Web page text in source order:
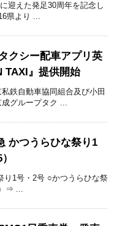
迎えた発足30周年を記念し
県より ...
クシー配車アプリ英
TAXI』提供開始
鉄自動車協同組合及び小田
グループタク ...
かつうらひな祭り1
1号・2号 ○かつうらひな祭
⇒ ...